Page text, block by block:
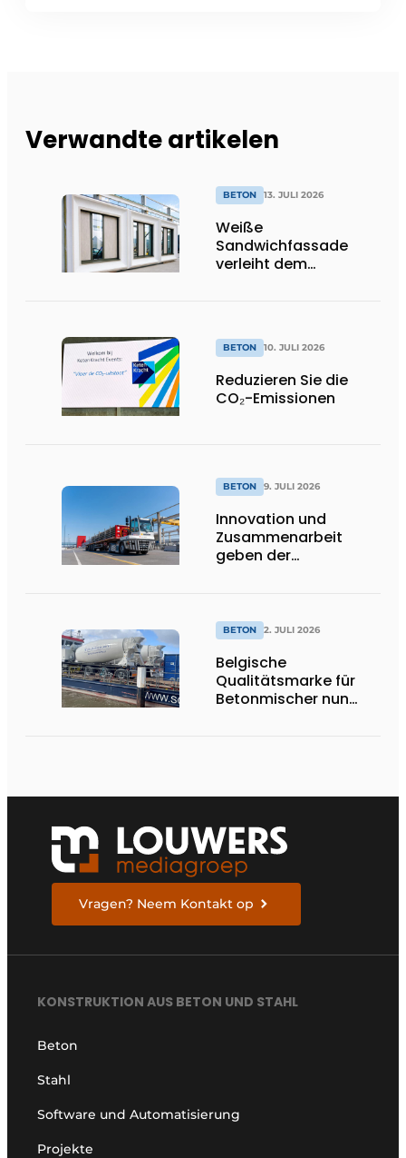
Verwandte artikelen
BETON 13. JULI 2026
Weiße
Sandwichfassade
verleiht dem
Erscheinungsbild
BETON 10. JULI 2026
Reduzieren Sie die
CO₂-Emissionen
BETON 9. JULI 2026
Innovation und
Zusammenarbeit
geben der
BETON 2. JULI 2026
Belgische
Qualitätsmarke für
Betonmischer nun
Vragen? Neem Kontakt op
KONSTRUKTION AUS BETON UND STAHL
Beton
Stahl
Software und Automatisierung
Projekte